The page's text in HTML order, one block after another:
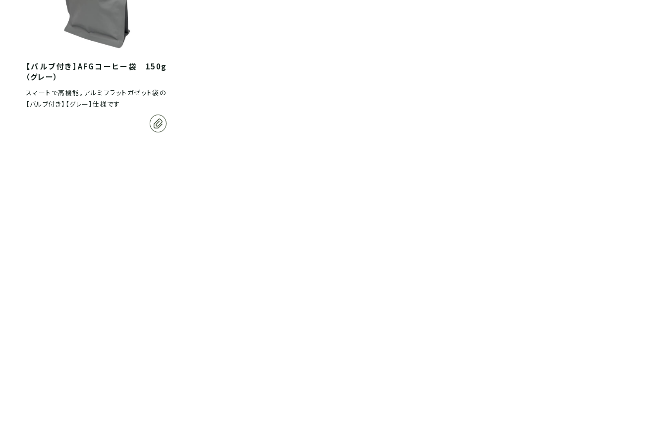
【バルブ付き】AFGコーヒー袋 150g
（グレー）
スマートで高機能。アルミフラットガゼット袋の
【バルブ付き】【グレー】仕様です